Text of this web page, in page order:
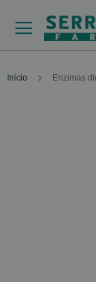
Inicio Enzimas